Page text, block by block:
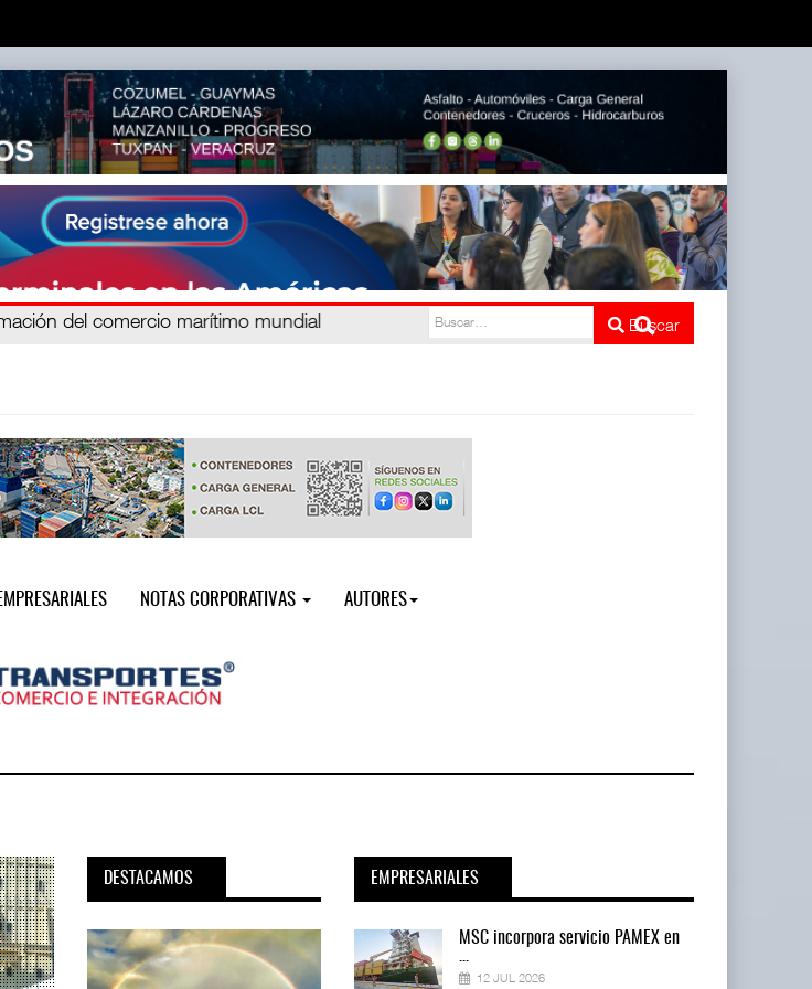
del comercio marítimo mundial
Buscar
EMPRESARIALES NOTAS CORPORATIVAS AUTORES
DESTACAMOS EMPRESARIALES
MSC incorpora servicio PAMEX en
...
12 JUL 2026
MSC incorpora servicio PAMEX en
12 JUL 2026